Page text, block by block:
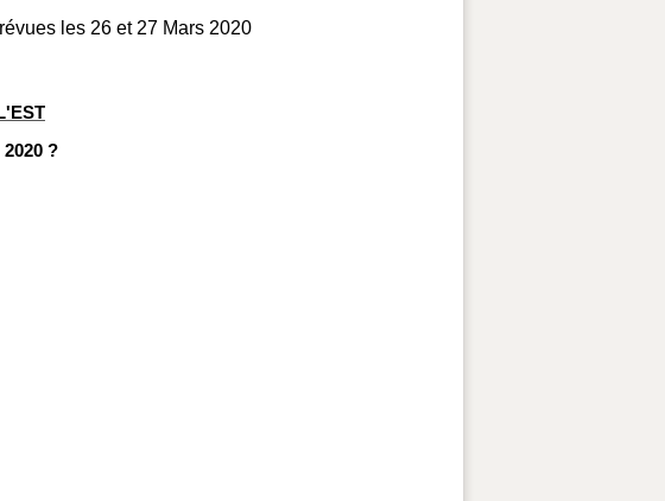
les 26 et 27 Mars 2020
?